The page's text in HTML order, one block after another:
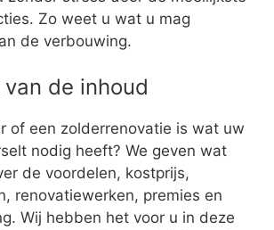
Zo weet u wat u mag
de verbouwing.
de inhoud
of een zolderrenovatie is wat uw
nodig heeft? We geven wat
de voordelen, kostprijs,
renovatiewerken, premies en
Wij hebben het voor u in deze